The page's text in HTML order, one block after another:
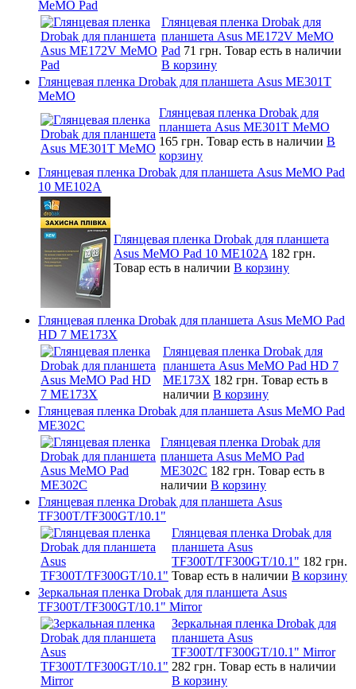
MeMO Pad
Глянцевая пленка Drobak для
планшета Asus ME172V MeMO
Pad 71 грн. Товар есть в наличии
В корзину
Глянцевая пленка Drobak для планшета Asus ME301T
MeMO
Глянцевая пленка Drobak для
планшета Asus ME301T MeMO
165 грн. Товар есть в наличии В
корзину
Глянцевая пленка Drobak для планшета Asus MeMO Pad
10 ME102A
Глянцевая пленка Drobak для планшета
Asus MeMO Pad 10 ME102A 182 грн.
Товар есть в наличии В корзину
Глянцевая пленка Drobak для планшета Asus MeMO Pad
HD 7 ME173X
Глянцевая пленка Drobak для
планшета Asus MeMO Pad HD 7
ME173X 182 грн. Товар есть в
наличии В корзину
Глянцевая пленка Drobak для планшета Asus MeMO Pad
ME302C
Глянцевая пленка Drobak для
планшета Asus MeMO Pad
ME302C 182 грн. Товар есть в
наличии В корзину
Глянцевая пленка Drobak для планшета Asus
TF300T/TF300GT/10.1"
Глянцевая пленка Drobak для
планшета Asus
TF300T/TF300GT/10.1" 182 грн.
Товар есть в наличии В корзину
Зеркальная пленка Drobak для планшета Asus
TF300T/TF300GT/10.1" Mirror
Зеркальная пленка Drobak для
планшета Asus
TF300T/TF300GT/10.1" Mirror
282 грн. Товар есть в наличии
В корзину